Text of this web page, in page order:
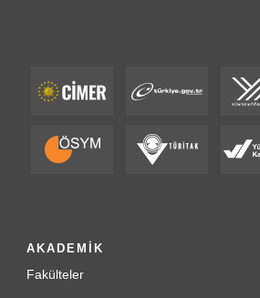
AKADEMİK
Fakülteler